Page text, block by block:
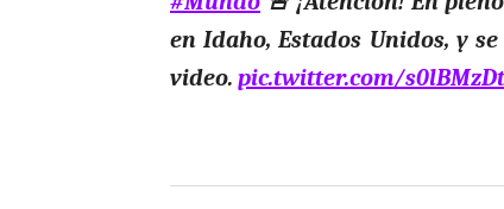
en Idaho, Estados Unidos, y
video. pic.twitter.com/